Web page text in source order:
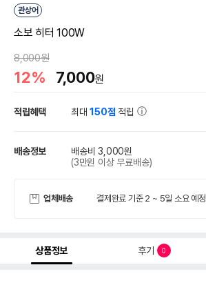
관상어
소보 히터 100W
8,000원
12% 7,000원
적립혜택 최대150점 적립
배송정보
배송비 3,000원
(3만원 이상 무료배송)
업체배송 결제완료 기준 2 ~ 5일 소요 예정
상품정보 후기 0